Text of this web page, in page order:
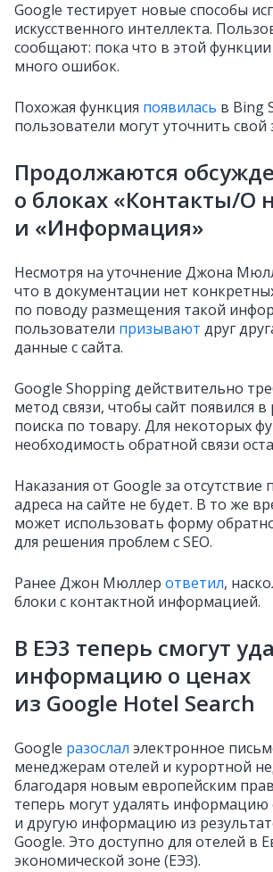
Google тестирует новые способы
искусственного интеллекта.
сообщают: пока что в этой функции
много ошибок.
Похожая функция появилась в Bing
пользователи могут уточнить свой
Продолжаются
о блоках «Контакты/О
и «Информация»
Несмотря на уточнение Джона
что в документации нет
по поводу размещения такой
пользователи призывают друг
данные с сайта.
Google Shopping действительно
метод связи, чтобы сайт появился в
поиска по товару. Для некоторых
необходимость обратной связи
Наказания от Google за отсутствие
адреса на сайте не будет. В то же
может использовать форму
для решения проблем с SEO.
Ранее Джон Мюллер ответил,
блоки с контактной информацией.
В ЕЭ3 теперь смогут
информацию о ценах
из Google Hotel Search
Google разослал электронное
менеджерам отелей и курортной
благодаря новым европейским
теперь могут удалять информацию
и другую информацию из
Google. Это доступно для отелей в
экономической зоне (ЕЭЗ).